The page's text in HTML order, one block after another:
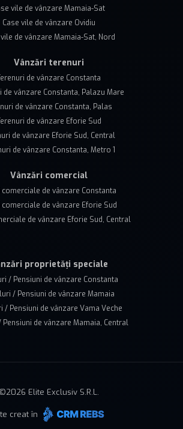
vile de vânzare Mamaia-Sat
Case vile de vânzare Ovidiu
vile de vânzare Mamaia-Sat, Nord
Vânzări terenuri
de vânzare Constanta
de vânzare Constanta, Palazu Mare
de vânzare Constanta, Palas
de vânzare Eforie Sud
de vânzare Eforie Sud, Central
de vânzare Constanta, Metro 1
Vânzări comercial
comerciale de vânzare Constanta
comerciale de vânzare Eforie Sud
de vânzare Eforie Sud, Central
proprietăți speciale
/ Pensiuni de vânzare Constanta
/ Pensiuni de vânzare Mamaia
/ Pensiuni de vânzare Vama Veche
Pensiuni de vânzare Mamaia, Central
©2026 Elite Exclusiv S.R.L.
creat în